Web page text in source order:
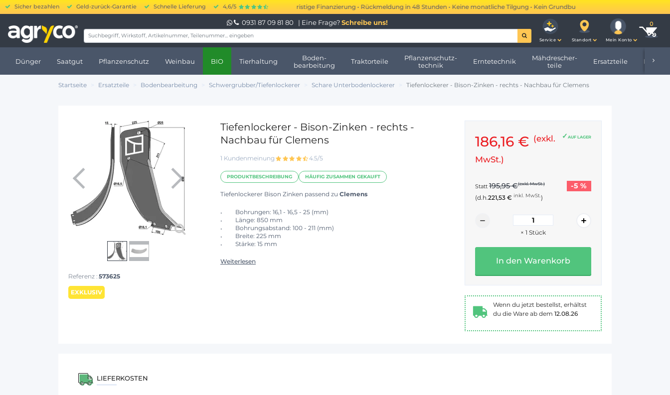
Sicher bezahlen Geld-zurück-Garantie Schnelle Lieferung 4,6/5
20.000 bis 250.000 € kurzfristige Finanzierung • Rückmeldung in 48 Stunden • Keine monatliche Tilgung • Kein Grundbucheintrag •
0931 87 09 81 80 | Eine Frage? Schreibe uns!
Service Standort Mein Konto
Dünger Saatgut Pflanzenschutz Weinbau BIO Tierhaltung
Boden-
bearbeitung
Traktorteile
Pflanzenschutz-
technik
Erntetechnik
Mähdrescher-
teile
Ersatzteile
Startseite Ersatzteile Bodenbearbeitung Schwergrubber/Tiefenlockerer Schare Unterbodenlockerer Tiefenlockerer - Bison-Zinken - rechts - Nachbau für Clemens
Referenz : 573625
EXKLUSIV
Tiefenlockerer - Bison-Zinken - rechts -
Nachbau für Clemens
1 Kundenmeinung 4.5/5
PRODUKTBESCHREIBUNG HÄUFIG ZUSAMMEN GEKAUFT
Tiefenlockerer Bison Zinken passend zu Clemens
Bohrungen: 16,1 - 16,5 - 25 (mm)
Länge: 850 mm
Bohrungsabstand: 100 - 211 (mm)
Breite: 225 mm
Stärke: 15 mm
Weiterlesen
AUF LAGER
186,16 € (exkl.
MwSt.)
Statt 195,95 €(exkl. MwSt.) -5 %
(d.h.221,53 € inkl. MwSt.)
× 1 Stück
In den Warenkorb
Wenn du jetzt bestellst, erhältst
du die Ware ab dem 12.08.26
LIEFERKOSTEN